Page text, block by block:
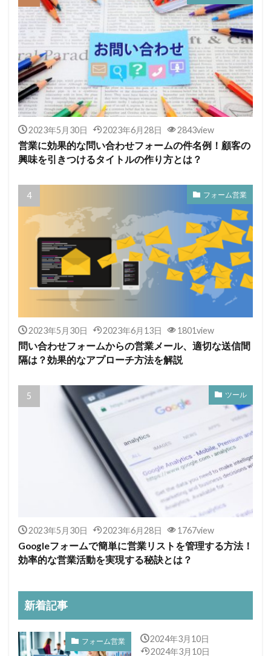
2023年5月30日 2023年6月28日 2843view
営業に効果的な問い合わせフォームの件名例！顧客の
興味を引きつけるタイトルの作り方とは？
フォーム営業
2023年5月30日 2023年6月13日 1801view
問い合わせフォームからの営業メール、適切な送信間
隔は？効果的なアプローチ方法を解説
ツール
2023年5月30日 2023年6月28日 1767view
Googleフォームで簡単に営業リストを管理する方法！
効率的な営業活動を実現する秘訣とは？
新着記事
フォーム営業
2024年3月10日
2024年3月10日